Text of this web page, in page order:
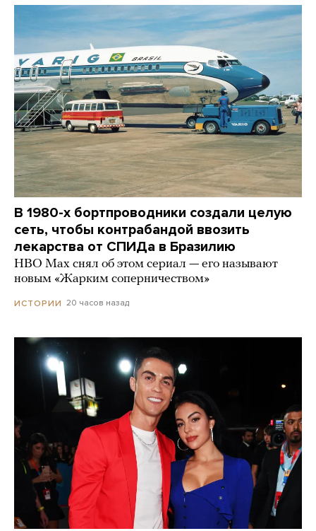
В 1980-х бортпроводники создали целую
сеть, чтобы контрабандой ввозить
лекарства от СПИДа в Бразилию
HBO Max снял об этом сериал — его называют
новым «Жарким соперничеством»
ИСТОРИИ 20 часов назад